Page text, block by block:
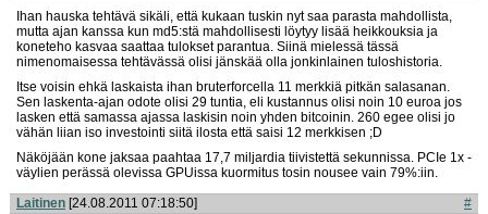
Ihan hauska tehtävä sikäli, että kukaan tuskin nyt saa parasta mahdollista,
mutta ajan kanssa kun md5:stä mahdollisesti löytyy lisää heikkouksia ja
koneteho kasvaa saattaa tulokset parantua. Siinä mielessä tässä
nimenomaisessa tehtävässä olisi jänskää olla jonkinlainen tuloshistoria.
Itse voisin ehkä laskaista ihan bruterforcella 11 merkkiä pitkän salasanan.
Sen laskenta-ajan odote olisi 29 tuntia, eli kustannus olisi noin 10 euroa jos
lasken että samassa ajassa laskisin noin yhden bitcoinin. 260 egee olisi jo
vähän liian iso investointi siitä ilosta että saisi 12 merkkisen ;D
Näköjään kone jaksaa paahtaa 17,7 miljardia tiivistettä sekunnissa. PCIe 1x -
väylien perässä olevissa GPUissa kuormitus tosin nousee vain 79%:iin.
Laitinen [24.08.2011 07:18:50]
#